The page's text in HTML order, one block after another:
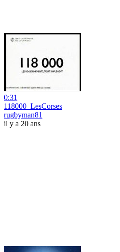
0:31
118000_LesCorses
rugbyman81
il y a 20 ans